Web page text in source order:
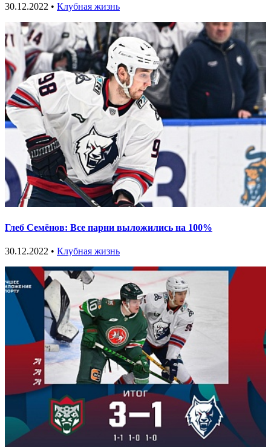
30.12.2022 • Клубная жизнь
Глеб Семёнов: Все парни выложились на 100%
30.12.2022 • Клубная жизнь